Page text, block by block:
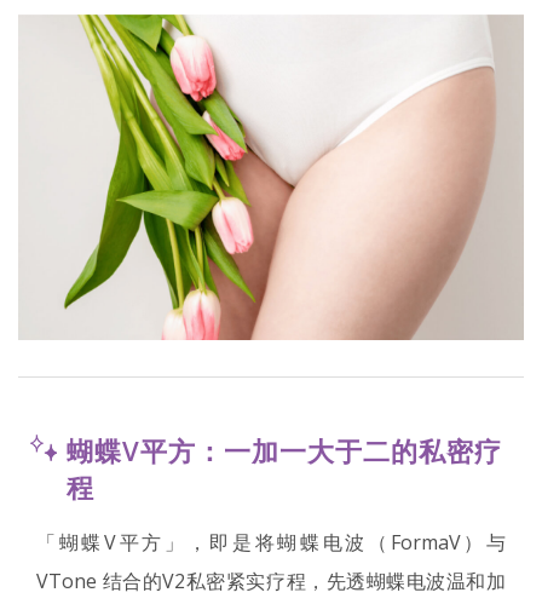
蝴蝶V平方：一加一大于二的私密疗
程
「蝴蝶V平方」，即是将蝴蝶电波（FormaV）与
VTone 结合的V2私密紧实疗程，先透蝴蝶电波温和加